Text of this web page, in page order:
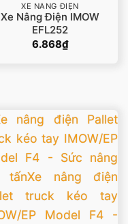
XE NÂNG ĐIỆN
Xe Nâng Điện IMOW
EFL252
6.868₫